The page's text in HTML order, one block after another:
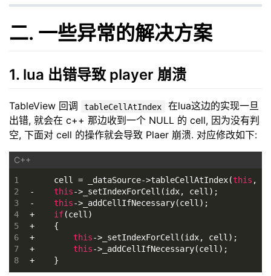
二. 一些异常的解决方案
1. lua 出错导致 player 崩溃
TableView 回调 tableCellAtIndex
在lua这边的实现一旦
出错, 就会在 c++ 那边收到一个 NULL 的 cell, 因为没有判
空, 下面对 cell 的操作就会导致 Plaer 崩溃. 对应修改如下:
1
2
3
4
5
6
7
8
     cell = _dataSource->tableCellAtIndex(
this ,
- this->_setIndexForCell(idx, cell);
- this->_addCellIfNecessary(cell);
+ if(cell)
+    {
+ this->_setIndexForCell(idx, cell);
+ this->_addCellIfNecessary(cell);
+    }